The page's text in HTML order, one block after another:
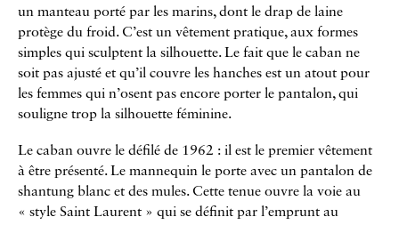
La Fondation
un manteau porté par les marins, dont le drap de laine
protège du froid. C’est un vêtement pratique, aux formes
simples qui sculptent la silhouette. Le fait que le caban ne
soit pas ajusté et qu’il couvre les hanches est un atout pour
les femmes qui n’osent pas encore porter le pantalon, qui
souligne trop la silhouette féminine.
Le caban ouvre le défilé de 1962 : il est le premier vêtement
à être présenté. Le mannequin le porte avec un pantalon de
shantung blanc et des mules. Cette tenue ouvre la voie au
« style Saint Laurent » qui se définit par l’emprunt au